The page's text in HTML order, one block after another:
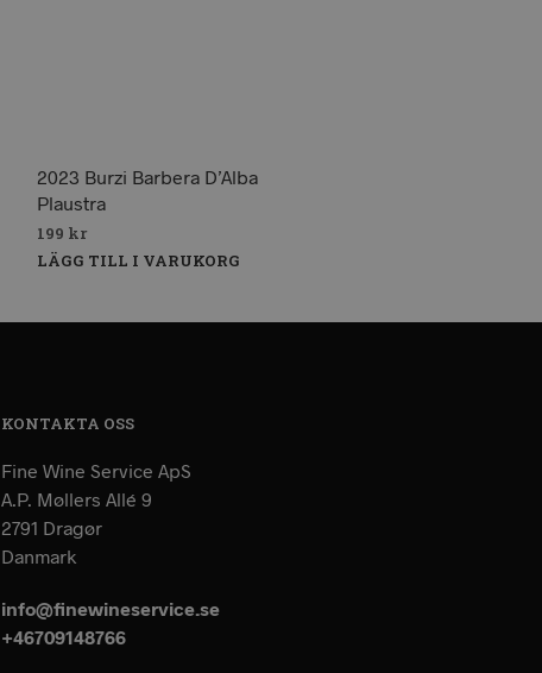
2023 Burzi Barbera D’Alba
Plaustra
199 kr
LÄGG TILL I VARUKORG
KONTAKTA OSS
Fine Wine Service ApS
A.P. Møllers Allé 9
2791 Dragør
Danmark
info@finewineservice.se
+46709148766